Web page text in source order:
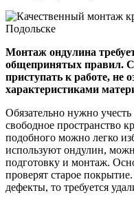
Монтаж ондулина
общепринятых правил.
приступать к работе, не
характеристиками
Обязательно нужно
свободное пространство
подобного можно легко
используют ондулин,
подготовку и монтаж.
проверят старое
дефекты, то требуется